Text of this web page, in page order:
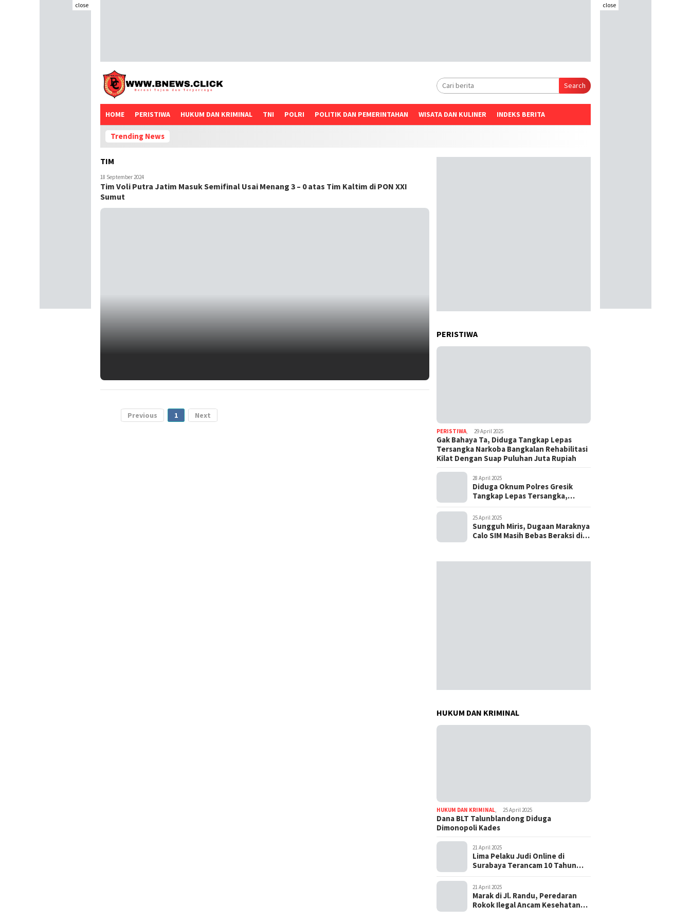
close close
Search
HOME PERISTIWA HUKUM DAN KRIMINAL TNI POLRI POLITIK DAN PEMERINTAHAN WISATA DAN KULINER INDEKS BERITA
Trending News
TIM
18 September 2024
Tim Voli Putra Jatim Masuk Semifinal Usai Menang 3 – 0 atas Tim Kaltim di PON XXI
Sumut
Previous 1 Next
PERISTIWA
PERISTIWA 29 April 2025
Gak Bahaya Ta, Diduga Tangkap Lepas
Tersangka Narkoba Bangkalan Rehabilitasi
Kilat Dengan Suap Puluhan Juta Rupiah
28 April 2025
Diduga Oknum Polres Gresik
Tangkap Lepas Tersangka,
25 April 2025
Sungguh Miris, Dugaan Maraknya
Calo SIM Masih Bebas Beraksi di
HUKUM DAN KRIMINAL
HUKUM DAN KRIMINAL 25 April 2025
Dana BLT Talunblandong Diduga
Dimonopoli Kades
21 April 2025
Lima Pelaku Judi Online di
Surabaya Terancam 10 Tahun
21 April 2025
Marak di Jl. Randu, Peredaran
Rokok Ilegal Ancam Kesehatan